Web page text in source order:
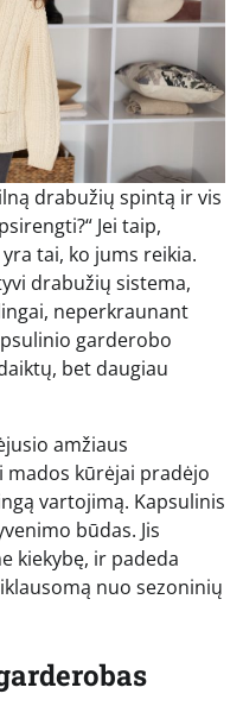
drabužių spintą ir vis
Jei taip,
tai, ko jums reikia.
drabužių sistema,
neperkraunant
garderobo
bet daugiau
amžiaus
kūrėjai pradėjo
vartojimą. Kapsulinis
būdas. Jis
kiekybę, ir padeda
nuo sezoninių